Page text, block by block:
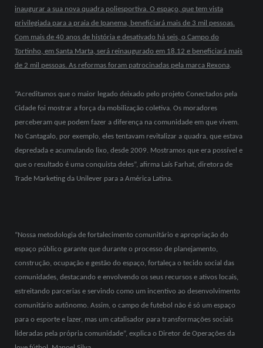
inaugurar a sua nova quadra poliesportiva. O espaço, que tem vista
privilegiada para a praia de Ipanema, beneficiará mais de 3 mil pessoas.
Com mais de 40 anos de história e desativado há seis, o Campo do
Tortinho, em Santa Marta, será reinaugurado em 18.12 e beneficiará mais
de 2 mil pessoas. As reformas foram patrocinadas pela marca Rexona.
“Acreditamos que o maior legado deixado pelo projeto Conectados pela
Cidade foi mostrar a força da mobilização coletiva. Os moradores
perceberam que podem fazer a diferença na comunidade em que vivem.
No Cantagalo, por exemplo, eles tentavam revitalizar a quadra, que estava
depredada e acumulando lixo, desde 2009. Mostramos que era possível e
que o resultado é uma conquista deles”, afirma Laís Farhat, diretora de
Trade Marketing da Unilever para a América Latina.
“Nossa metodologia de fortalecimento comunitário e apropriação do
espaço público garante que durante o processo de planejamento,
construção, ocupação e gestão do espaço, fortaleça o tecido social das
comunidades, destacando e envolvendo os seus recursos e ativos locais,
estreitando parcerias e servindo como um incentivo ao desenvolvimento
comunitário autônomo. Assim, o campo de futebol não é só um espaço
para o esporte e lazer, mas um catalisador para transformações sociais
lideradas pela própria comunidade”, explica o Diretor de Operações da